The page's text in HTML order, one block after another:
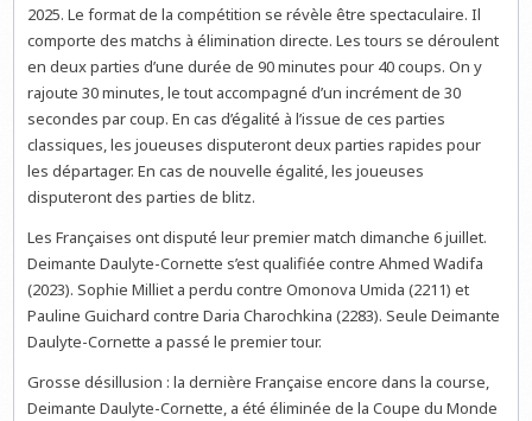
2025. Le format de la compétition se révèle être spectaculaire. Il
comporte des matchs à élimination directe. Les tours se déroulent
en deux parties d’une durée de 90 minutes pour 40 coups. On y
rajoute 30 minutes, le tout accompagné d’un incrément de 30
secondes par coup. En cas d’égalité à l’issue de ces parties
classiques, les joueuses disputeront deux parties rapides pour
les départager. En cas de nouvelle égalité, les joueuses
disputeront des parties de blitz.
Les Françaises ont disputé leur premier match dimanche 6 juillet.
Deimante Daulyte-Cornette s’est qualifiée contre Ahmed Wadifa
(2023). Sophie Milliet a perdu contre Omonova Umida (2211) et
Pauline Guichard contre Daria Charochkina (2283). Seule Deimante
Daulyte-Cornette a passé le premier tour.
Grosse désillusion : la dernière Française encore dans la course,
Deimante Daulyte-Cornette, a été éliminée de la Coupe du Monde